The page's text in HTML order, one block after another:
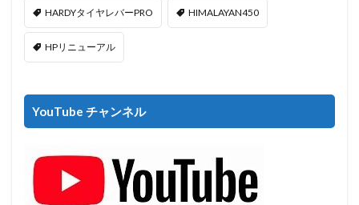
HARDYタイヤレバーPRO HIMALAYAN450
HPリニューアル
YouTube チャンネル